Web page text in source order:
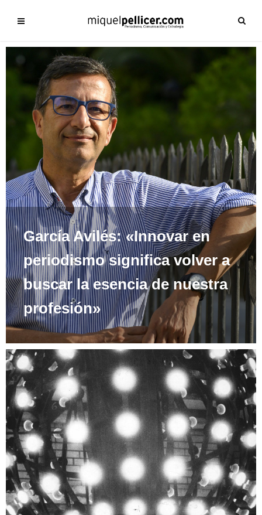
García Avilés: «Innovar en
periodismo significa volver a
buscar la esencia de nuestra
profesión»